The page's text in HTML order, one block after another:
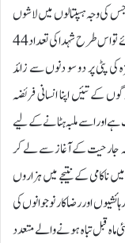
کی وجہ ہسپتالوں میں لاشوں
کی آمد کو ریکارڈ کرنے میں ناکامی ہے۔ ان شہدا کو شامل کیا جائے تواس طرح شہدا کی تعداد 44
پٹی پر دو سو دنوں سے زائد
کے تئیں اپنا انسانی فریضہ
اور اسے ملبہ ہٹانے کے لیے
کہ جارحیت کے آغاز سے لے کر
کے نتیجے میں ہزاروں
اور رضاکار نوجوانوں کی
قبل تباہ ہونے والے متعدد